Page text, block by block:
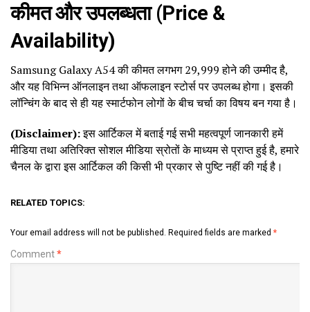
कीमत और उपलब्धता (Price &
Availability)
Samsung Galaxy A54 की कीमत लगभग ₹29,999 होने की उम्मीद है,
और यह विभिन्न ऑनलाइन तथा ऑफलाइन स्टोर्स पर उपलब्ध होगा। इसकी
लॉन्चिंग के बाद से ही यह स्मार्टफोन लोगों के बीच चर्चा का विषय बन गया है।
(Disclaimer):इस आर्टिकल में बताई गई सभी महत्वपूर्ण जानकारी हमें
मीडिया तथा अतिरिक्त सोशल मीडिया स्रोतों के माध्यम से प्राप्त हुई है, हमारे
चैनल के द्वारा इस आर्टिकल की किसी भी प्रकार से पुष्टि नहीं की गई है।
RELATED TOPICS:
Your email address will not be published. Required fields are marked *
Comment*